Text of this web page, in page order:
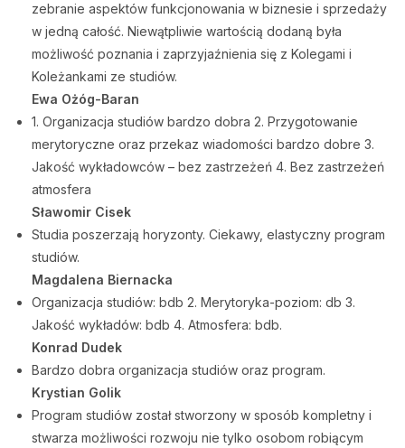
zebranie aspektów funkcjonowania w biznesie i sprzedaży
w jedną całość. Niewątpliwie wartością dodaną była
możliwość poznania i zaprzyjaźnienia się z Kolegami i
Koleżankami ze studiów.
Ewa Ożóg-Baran
1. Organizacja studiów bardzo dobra 2. Przygotowanie
merytoryczne oraz przekaz wiadomości bardzo dobre 3.
Jakość wykładowców – bez zastrzeżeń 4. Bez zastrzeżeń
atmosfera
Sławomir Cisek
Studia poszerzają horyzonty. Ciekawy, elastyczny program
studiów.
Magdalena Biernacka
Organizacja studiów: bdb 2. Merytoryka-poziom: db 3.
Jakość wykładów: bdb 4. Atmosfera: bdb.
Konrad Dudek
Bardzo dobra organizacja studiów oraz program.
Krystian Golik
Program studiów został stworzony w sposób kompletny i
stwarza możliwości rozwoju nie tylko osobom robiącym